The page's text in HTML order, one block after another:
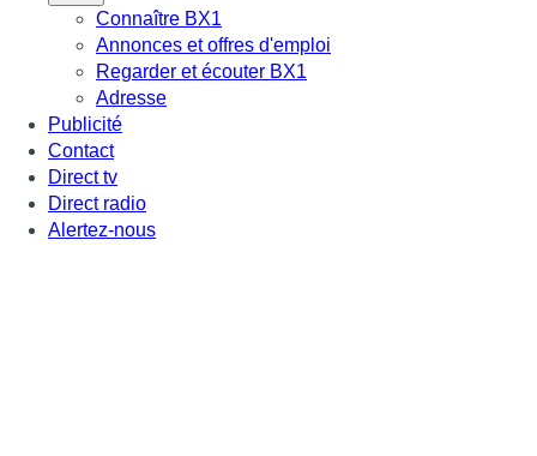
Connaître BX1
Annonces et offres d'emploi
Regarder et écouter BX1
Adresse
Publicité
Contact
Direct tv
Direct radio
Alertez-nous